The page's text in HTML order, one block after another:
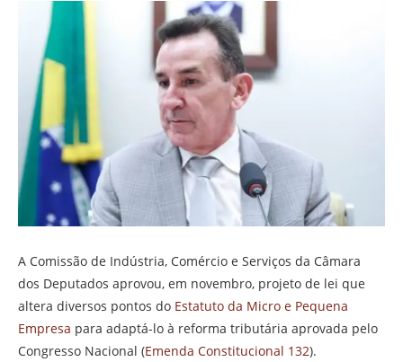
A Comissão de Indústria, Comércio e Serviços da Câmara
dos Deputados aprovou, em novembro, projeto de lei que
altera diversos pontos do Estatuto da Micro e Pequena
Empresa para adaptá-lo à reforma tributária aprovada pelo
Congresso Nacional (Emenda Constitucional 132).